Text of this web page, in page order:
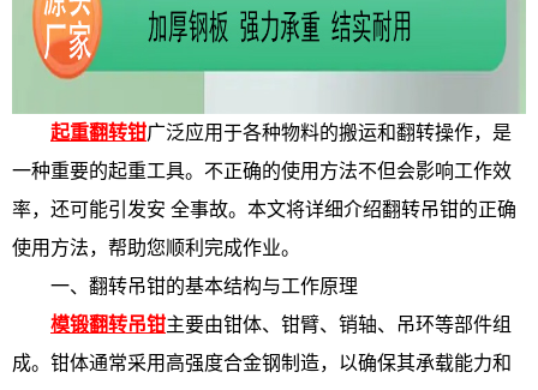
起重翻转钳广泛应用于各种物料的搬运和翻转操作，是
一种重要的起重工具。不正确的使用方法不但会影响工作效
率，还可能引发安 全事故。本文将详细介绍翻转吊钳的正确
使用方法，帮助您顺利完成作业。
一、翻转吊钳的基本结构与工作原理
模锻翻转吊钳主要由钳体、钳臂、销轴、吊环等部件组
成。钳体通常采用高强度合金钢制造，以确保其承载能力和